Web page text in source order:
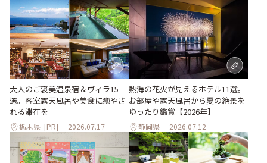
大人のご褒美温泉宿＆ヴィラ15
選。客室露天風呂や美食に癒やさ
れる滞在を
栃木県 [PR] 2026.07.17
熱海の花火が見えるホテル11選。
お部屋や露天風呂から夏の絶景を
ゆったり鑑賞【2026年】
静岡県 2026.07.12